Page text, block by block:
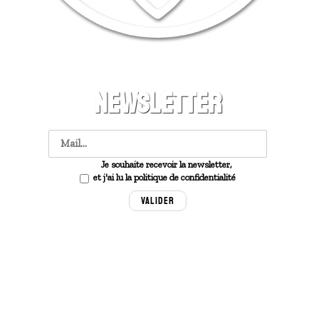
NEWSLETTER
Je souhaite recevoir la newsletter,
et j'ai lu la politique de confidentialité